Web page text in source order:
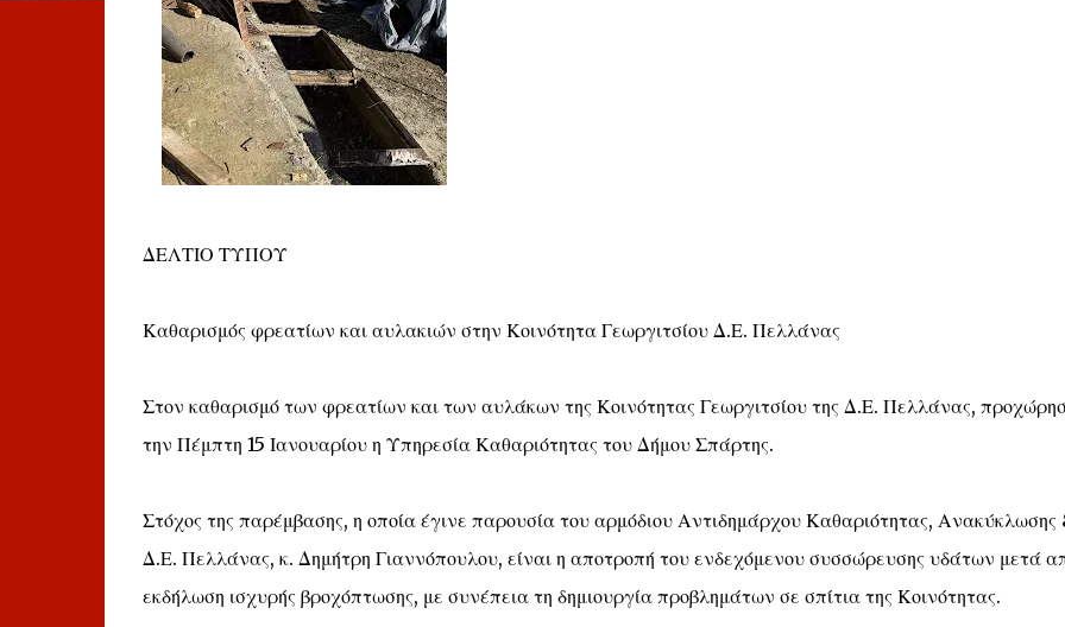
ΔΕΛΤΙΟ ΤΥΠΟΥ
Καθαρισμός φρεατίων και αυλακιών στην Κοινότητα Γεωργιτσίου Δ.Ε. Πελλάνας
Στον καθαρισμό των φρεατίων και των αυλάκων της Κοινότητας Γεωργιτσίου της Δ.Ε. Πελλάνας,
την Πέμπτη 15 Ιανουαρίου η Υπηρεσία Καθαριότητας του Δήμου Σπάρτης.
Στόχος της παρέμβασης, η οποία έγινε παρουσία του αρμόδιου Αντιδημάρχου Καθαριότητας, Ανακύκλωσης
Δ.Ε. Πελλάνας, κ. Δημήτρη Γιαννόπουλου, είναι η αποτροπή του ενδεχόμενου συσσώρευσης υδάτων μετά
εκδήλωση ισχυρής βροχόπτωσης, με συνέπεια τη δημιουργία προβλημάτων σε σπίτια της Κοινότητας.